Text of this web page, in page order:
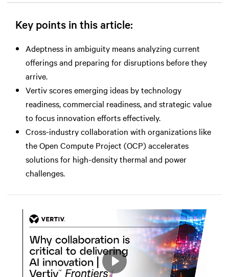
Key points in this article:
Adeptness in ambiguity means analyzing current
offerings and preparing for disruptions before they
arrive.
Vertiv scores emerging ideas by technology
readiness, commercial readiness, and strategic value
to focus innovation efforts effectively.
Cross-industry collaboration with organizations like
the Open Compute Project (OCP) accelerates
solutions for high-density thermal and power
challenges.
Play